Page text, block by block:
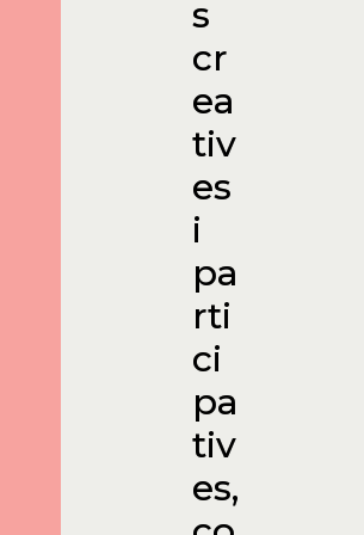
s
cr
ea
tiv
es
i
pa
rti
ci
pa
tiv
es,